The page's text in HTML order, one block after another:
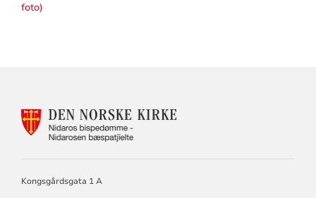
foto)
KONTAKTINFORMASJON
Kongsgårdsgata 1 A